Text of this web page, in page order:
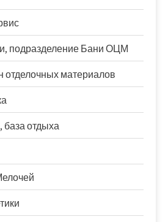
подразделение Бани ОЦМ
отделочных материалов
база отдыха